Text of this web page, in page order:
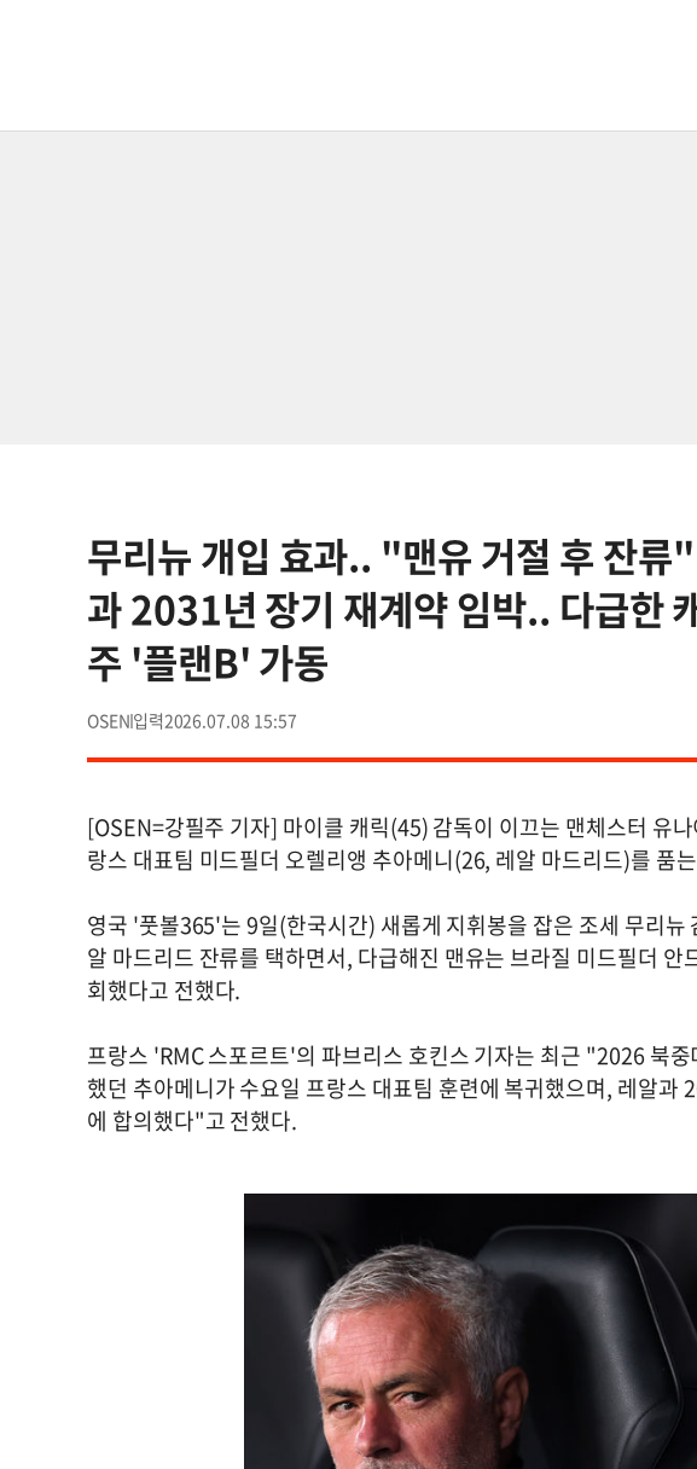
무리뉴 개입 효과.. "맨유 거절 후 잔류
과 2031년 장기 재계약 임박.. 다급한
주 '플랜B' 가동
OSEN 2026.07.08 15:57
[OSEN=강필주 기자] 마이클 캐릭(45) 감독이 이끄는 맨체스터 유
랑스 대표팀 미드필더 오렐리앵 추아메니(26, 레알 마드리드)를 품
영국 '풋볼365'는 9일(한국시간) 새롭게 지휘봉을 잡은 조세 무리뉴
알 마드리드 잔류를 택하면서, 다급해진 맨유는 브라질 미드필더
회했다고 전했다.
프랑스 'RMC 스포르트'의 파브리스 호킨스 기자는 최근 "2026 북
했던 추아메니가 수요일 프랑스 대표팀 훈련에 복귀했으며, 레알과
에 합의했다"고 전했다.